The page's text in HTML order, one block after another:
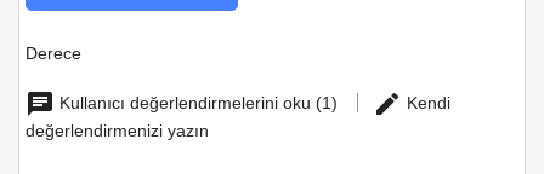
Derece
Kullanıcı değerlendirmelerini oku (1)
Kendi
değerlendirmenizi yazın